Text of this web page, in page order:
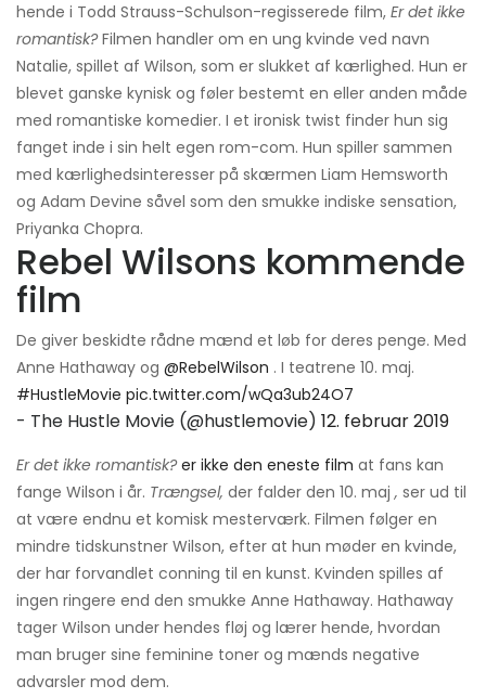
hende i Todd Strauss-Schulson-regisserede film, Er det ikke
romantisk?Filmen handler om en ung kvinde ved navn
Natalie, spillet af Wilson, som er slukket af kærlighed. Hun er
blevet ganske kynisk og føler bestemt en eller anden måde
med romantiske komedier. I et ironisk twist finder hun sig
fanget inde i sin helt egen rom-com. Hun spiller sammen
med kærlighedsinteresser på skærmen Liam Hemsworth
og Adam Devine såvel som den smukke indiske sensation,
Priyanka Chopra.
Rebel Wilsons kommende
film
De giver beskidte rådne mænd et løb for deres penge. Med
Anne Hathaway og @RebelWilson . I teatrene 10. maj.
#HustleMovie pic.twitter.com/wQa3ub24O7
- The Hustle Movie (@hustlemovie) 12. februar 2019
Er det ikke romantisk? er ikke den eneste film at fans kan
fange Wilson i år. Trængsel, der falder den 10. maj, ser ud til
at være endnu et komisk mesterværk. Filmen følger en
mindre tidskunstner Wilson, efter at hun møder en kvinde,
der har forvandlet conning til en kunst. Kvinden spilles af
ingen ringere end den smukke Anne Hathaway. Hathaway
tager Wilson under hendes fløj og lærer hende, hvordan
man bruger sine feminine toner og mænds negative
advarsler mod dem.